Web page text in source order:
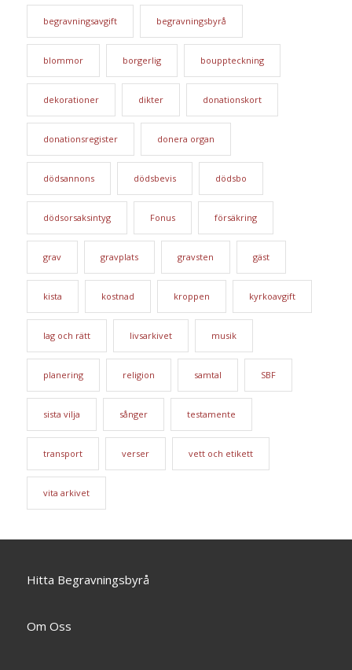
begravningsavgift begravningsbyrå
blommor borgerlig bouppteckning
dekorationer dikter donationskort
donationsregister donera organ
dödsannons dödsbevis dödsbo
dödsorsaksintyg Fonus försäkring
grav gravplats gravsten gäst
kista kostnad kroppen kyrkoavgift
lag och rätt livsarkivet musik
planering religion samtal SBF
sista vilja sånger testamente
transport verser vett och etikett
vita arkivet
Hitta Begravningsbyrå
Om Oss